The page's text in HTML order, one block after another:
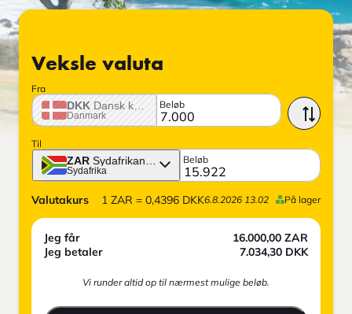
Veksle valuta
Fra
DKK Dansk krone
Danmark
Beløb
Til
ZAR Sydafrikansk rand
Sydafrika
Beløb
Valutakurs 1 ZAR = 0,4396 DKK6.8.2026 13.02 På lager
Jeg får 16.000,00 ZAR
Jeg betaler
7.034,30 DKK
Vi runder altid op til nærmest mulige beløb.